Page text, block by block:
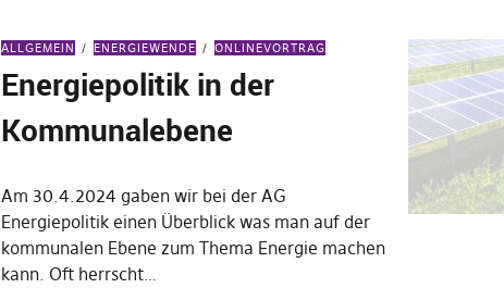
ALLGEMEIN ENERGIEWENDE ONLINEVORTRAG
Energiepolitik in der
Kommunalebene
Am 30.4.2024 gaben wir bei der AG
Energiepolitik einen Überblick was man auf der
kommunalen Ebene zum Thema Energie machen
kann. Oft herrscht…